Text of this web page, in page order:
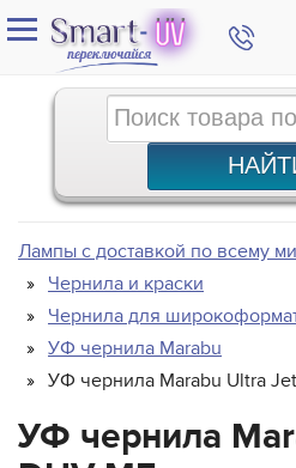
Лампы с доставкой по всему
Чернила и краски
Чернила для
УФ чернила Marabu
УФ чернила Marabu Ultra
УФ чернила